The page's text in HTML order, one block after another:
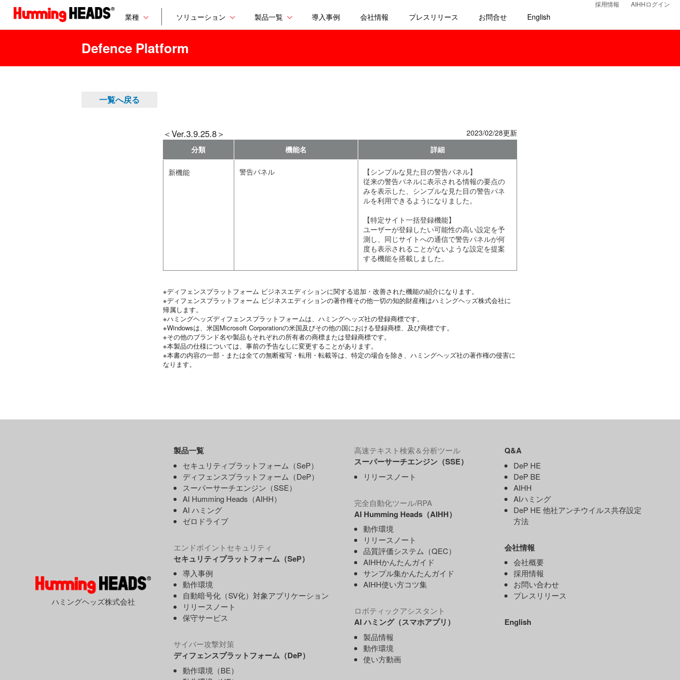
採用情報 AIHHログイン
業種 ソリューション 製品一覧 導入事例 会社情報 プレスリリース お問合せ English
Defence Platform
一覧へ戻る
＜Ver.3.9.25.8＞
2023/02/28更新
分類
機能名 詳細
新機能 警告パネル
【シンプルな見た目の警告パネル】
従来の警告パネルに表示される情報の要点の
みを表示した、シンプルな見た目の警告パネ
ルを利用できるようになりました。
【特定サイト一括登録機能】
ユーザーが登録したい可能性の高い設定を予
測し、同じサイトへの通信で警告パネルが何
度も表示されることがないような設定を提案
する機能を搭載しました。
※ディフェンスプラットフォーム ビジネスエディションに関する追加・改善された機能の紹介になります。
※ディフェンスプラットフォーム ビジネスエディションの著作権その他一切の知的財産権はハミングヘッズ株式会社に
帰属します。
※ハミングヘッズディフェンスプラットフォームは、ハミングヘッズ社の登録商標です。
※Windowsは、米国Microsoft Corporationの米国及びその他の国における登録商標、及び商標です。
※その他のブランド名や製品もそれぞれの所有者の商標または登録商標です。
※本製品の仕様については、事前の予告なしに変更することがあります。
※本書の内容の一部・または全ての無断複写・転用・転載等は、特定の場合を除き、ハミングヘッズ社の著作権の侵害に
なります。
ハミングヘッズ株式会社
製品一覧
セキュリティプラットフォーム（SeP）
ディフェンスプラットフォーム（DeP）
スーパーサーチエンジン（SSE）
AI Humming Heads（AIHH）
AI ハミング
ゼロドライブ
エンドポイントセキュリティ
セキュリティプラットフォーム（SeP）
導入事例
動作環境
自動暗号化（SV化）対象アプリケーション
リリースノート
保守サービス
サイバー攻撃対策
ディフェンスプラットフォーム（DeP）
動作環境（BE）
高速テキスト検索＆分析ツール
スーパーサーチエンジン（SSE）
リリースノート
完全自動化ツール/RPA
AI Humming Heads（AIHH）
動作環境
リリースノート
品質評価システム（QEC）
AIHHかんたんガイド
サンプル集かんたんガイド
AIHH使い方コツ集
ロボティックアシスタント
AI ハミング（スマホアプリ）
製品情報
動作環境
使い方動画
Q&A
DeP HE
DeP BE
AIHH
AIハミング
DeP HE 他社アンチウイルス共存設定
方法
会社情報
会社概要
採用情報
お問い合わせ
プレスリリース
English